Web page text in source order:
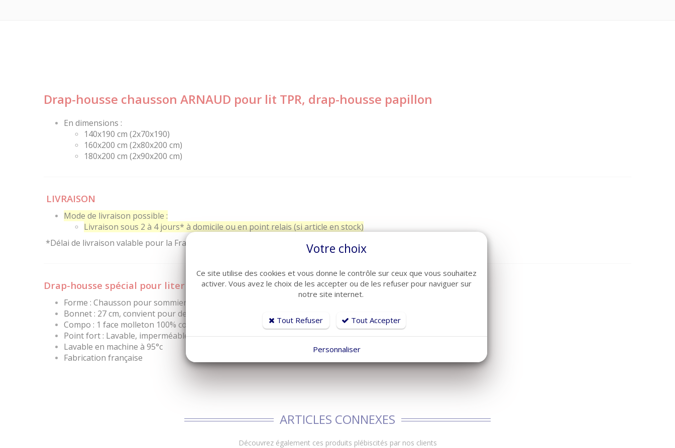
Drap-housse chausson ARNAUD pour lit TPR, drap-housse papillon
En dimensions :
140x190 cm (2x70x190)
160x200 cm (2x80x200 cm)
180x200 cm (2x90x200 cm)
LIVRAISON
Mode de livraison possible :
Livraison sous 2 à 4 jours* à domicile ou en point relais (si article en stock)
*Délai de livraison valable pour la France métropolitaine
Drap-housse spécial pour literie "Tête et Pieds Relevable" (TPR)
Forme : Chausson pour sommier relaxation TPR
Bonnet : 27 cm, convient pour des matelas de 20 cm environ
Compo : 1 face molleton 100% coton et 1 face imperméable polyuréthane micro-respirant
Point fort : Lavable, imperméable et barrière anti-acariens
Lavable en machine à 95°c
Fabrication française
ARTICLES CONNEXES
Découvrez également ces produits plébiscités par nos clients
Votre choix
Ce site utilise des cookies et vous donne le contrôle sur ceux que vous souhaitez
activer. Vous avez le choix de les accepter ou de les refuser pour naviguer sur
notre site internet.
Tout Refuser Tout Accepter
Personnaliser